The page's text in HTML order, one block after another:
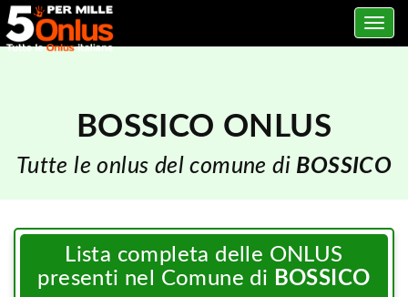
Toggle
BOSSICO ONLUS
Tutte le onlus del comune di BOSSICO
Lista completa delle ONLUS
presenti nel Comune di BOSSICO